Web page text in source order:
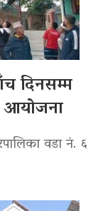
दिनसम्म
आयोजना
वडा नं. ६